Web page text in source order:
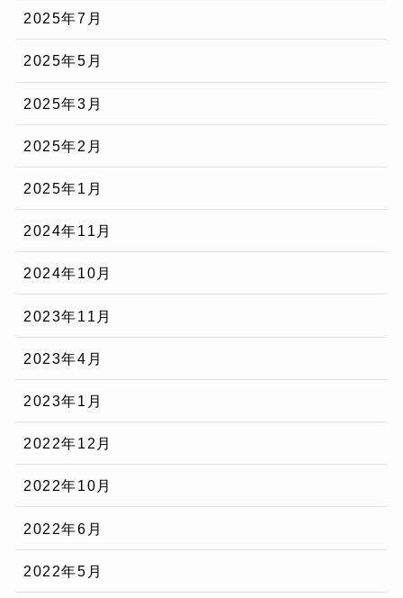
2025年7月
2025年5月
2025年3月
2025年2月
2025年1月
2024年11月
2024年10月
2023年11月
2023年4月
2023年1月
2022年12月
2022年10月
2022年6月
2022年5月